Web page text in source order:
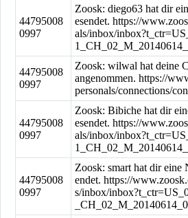
44795008
0997
Zoosk: diego63 hat dir
esendet. https://
als/inbox/
44795008
0997
Zoosk: wilwal hat deine
angenommen. https://
personals/connections/
44795008
0997
Zoosk: Bibiche hat dir
esendet. https://
als/inbox/
44795008
0997
Zoosk: smart hat dir eine
endet. https://
s/inbox/